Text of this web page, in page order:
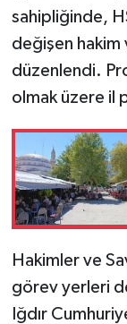
sahipliğinde,
değişen hakim
düzenlendi.
olmak üzere il
Hakimler ve
görev yerleri
Iğdır